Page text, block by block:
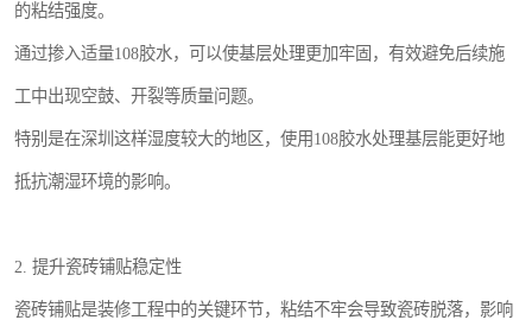
的粘结强度。
通过掺入适量108胶水，可以使基层处理更加牢固，有效避免后续施
工中出现空鼓、开裂等质量问题。
特别是在深圳这样湿度较大的地区，使用108胶水处理基层能更好地
抵抗潮湿环境的影响。
2. 提升瓷砖铺贴稳定性
瓷砖铺贴是装修工程中的关键环节，粘结不牢会导致瓷砖脱落，影响